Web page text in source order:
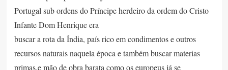
Portugal sub ordens do Príncipe herdeiro da ordem do Cristo
Infante Dom Henrique era
buscar a rota da Índia, país rico em condimentos e outros
recursos naturais naquela época e também buscar materias
primas,e mão de obra barata como os europeus já se